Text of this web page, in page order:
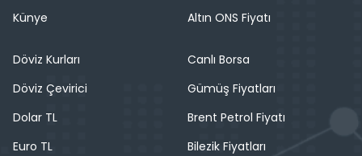
Künye
Altın ONS Fiyatı
Döviz Kurları
Döviz Çevirici
Dolar TL
Euro TL
Canlı Borsa
Gümüş Fiyatları
Brent Petrol Fiyatı
Bilezik Fiyatları